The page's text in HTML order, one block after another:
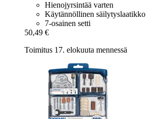
Hienojyrsintää varten
Käytännöllinen säilytyslaatikko
7-osainen setti
50,49 €
Toimitus 17. elokuuta mennessä